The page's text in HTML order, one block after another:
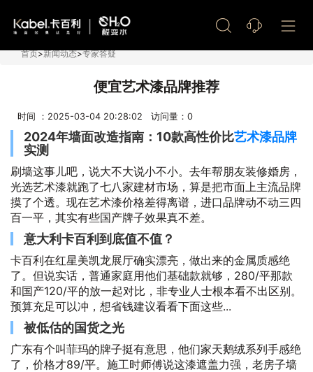
首页>新闻动态>专家答疑
便宜艺术漆品牌推荐
时间 ：2025-03-04 20:28:02 访问量： 0
2024年墙面改造指南：10款高性价比艺术漆品牌
实测
刷墙这事儿吧，说大不大说小不小。去年帮朋友装修婚房，
光选艺术漆就跑了七八家建材市场，算是把市面上主流品牌
摸了个透。现在艺术漆价格差得离谱，进口品牌动不动三四
百一平，其实有些国产牌子效果真不差。
意大利卡百利到底值不值？
卡百利在红星美凯龙展厅确实漂亮，做出来的金属质感绝
了。但说实话，普通家庭用他们基础款就够，280/平那款
和国产120/平的放一起对比，非专业人士根本看不出区别。
预算充足可以冲，想省钱建议看看下面这些...
被低估的国货之光
广东有个叫菲玛的牌子挺有意思，他们家天鹅绒系列手感绝
了，价格才89/平。施工时师傅说这漆遮盖力强，老房子墙